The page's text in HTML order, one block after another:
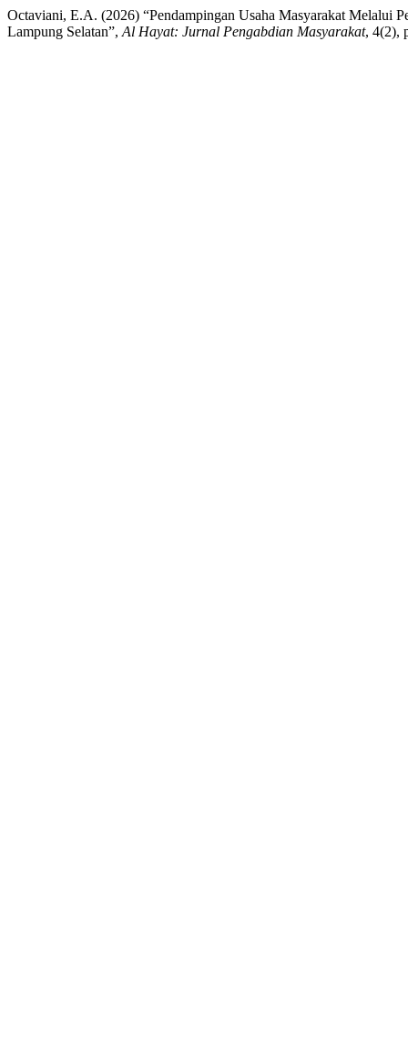
Octaviani, E.A. (2026) “Pendampingan Usaha Masyarakat Melalui
Lampung Selatan”, Al Hayat: Jurnal Pengabdian Masyarakat, 4(2),